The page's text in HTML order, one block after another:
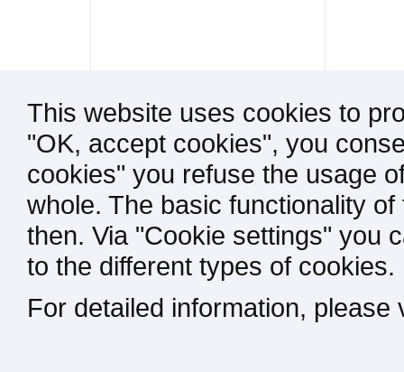
This website uses cookies to
"OK, accept cookies", you
cookies" you refuse the usage
whole. The basic functionality
then. Via "Cookie settings" you
to the different types of cookies.
For detailed information,